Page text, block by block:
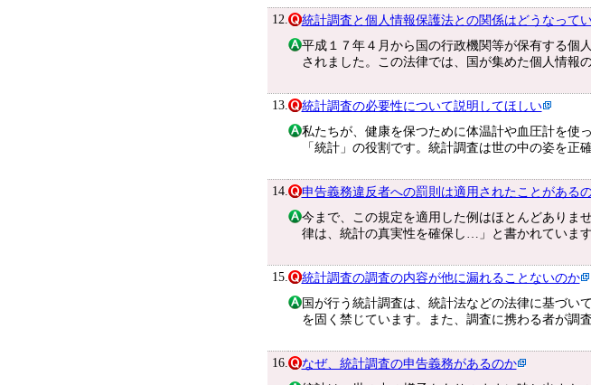
12.
統計調査と個人情報保護法との関係はどうなって
平成１７年４月から国の行政機関等が保有する個
されました。この法律では、国が集めた個人情報
13.
統計調査の必要性について説明してほしい
私たちが、健康を保つために体温計や血圧計を使
「統計」の役割です。統計調査は世の中の姿を正
14.
申告義務違反者への罰則は適用されたことがある
今まで、この規定を適用した例はほとんどありま
律は、統計の真実性を確保し…」と書かれていま
15.
統計調査の調査の内容が他に漏れることないのか
国が行う統計調査は、統計法などの法律に基づい
を固く禁じています。また、調査に携わる者が調
16.
なぜ、統計調査の申告義務があるのか